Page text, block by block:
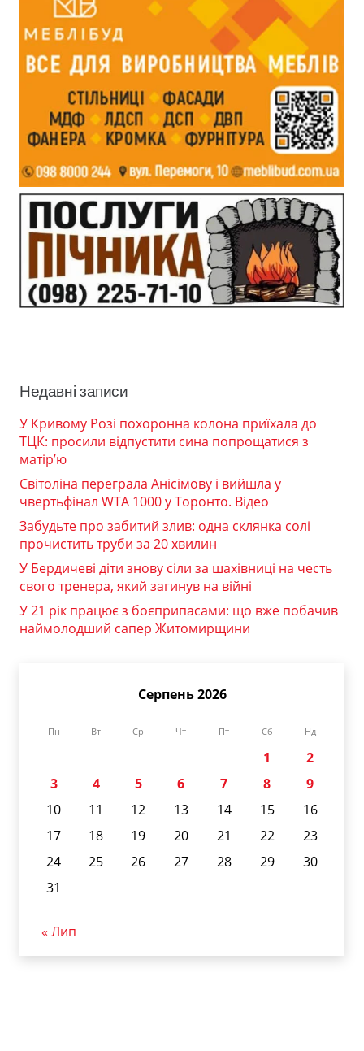
Недавні записи
У Кривому Розі похоронна колона приїхала до
ТЦК: просили відпустити сина попрощатися з
матір’ю
Світоліна переграла Анісімову і вийшла у
чвертьфінал WTA 1000 у Торонто. Відео
Забудьте про забитий злив: одна склянка солі
прочистить труби за 20 хвилин
У Бердичеві діти знову сіли за шахівниці на честь
свого тренера, який загинув на війні
У 21 рік працює з боєприпасами: що вже побачив
наймолодший сапер Житомирщини
Серпень 2026
Пн Вт Ср Чт Пт Сб Нд
1
2
3
4 5 6 7 8
9
10
11 12 13 14 15
16
17
18 19 20 21 22
23
24
25 26 27 28 29
30
31
« Лип